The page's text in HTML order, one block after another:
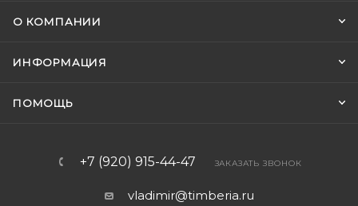
О КОМПАНИИ
ИНФОРМАЦИЯ
ПОМОЩЬ
+7 (920) 915-44-47 ЗАКАЗАТЬ ЗВОНОК
vladimir@timberia.ru